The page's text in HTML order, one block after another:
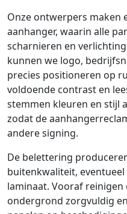
Onze ontwerpers maken
aanhanger, waarin alle
scharnieren en
kunnen we logo,
precies positioneren op
voldoende contrast en
stemmen kleuren en stijl
zodat de
andere signing.
De belettering
buitenkwaliteit,
laminaat. Vooraf
ondergrond zorgvuldig